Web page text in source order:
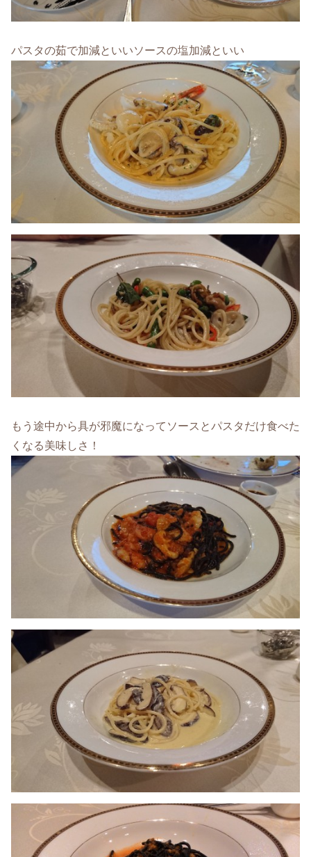
パスタの茹で加減といいソースの塩加減といい
もう途中から具が邪魔になってソースとパスタだけ食べた
くなる美味しさ！